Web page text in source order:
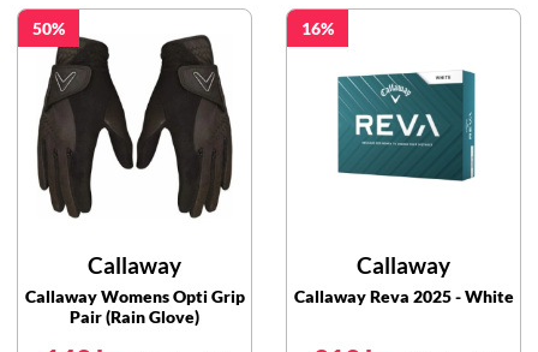
50
Callaway
Callaway Womens Opti Grip
Pair (Rain Glove)
16
Callaway
Callaway Reva 2025 - White